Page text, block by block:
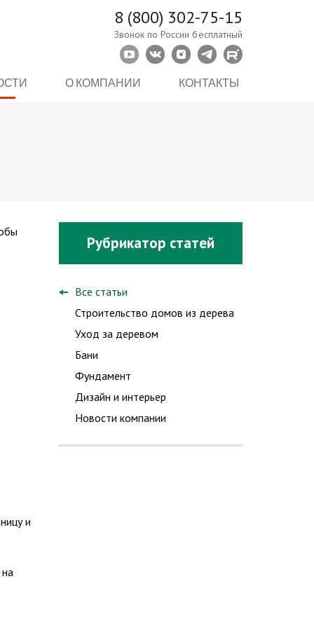
8 (800) 302-75-15
Звонок по России бесплатный
О КОМПАНИИ КОНТАКТЫ
и
Рубрикатор статей
Все статьи
Строительство домов из дерева
Уход за деревом
Бани
Фундамент
Дизайн и интерьер
Новости компании